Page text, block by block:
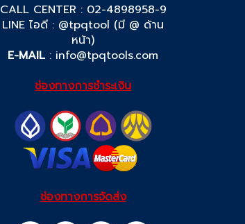
CALL CENTER : 02-4898958-9
LINE ไอดี : @tpqtool (มี @ ด้าน
หน้า)
E-MAIL : info@tpqtools.com
ช่องทางการชำระเงิน
ช่องทางการจัดส่ง